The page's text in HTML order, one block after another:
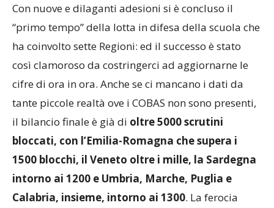
Con nuove e dilaganti adesioni si è concluso il
“primo tempo” della lotta in difesa della scuola che
ha coinvolto sette Regioni: ed il successo è stato
così clamoroso da costringerci ad aggiornarne le
cifre di ora in ora. Anche se ci mancano i dati da
tante piccole realtà ove i COBAS non sono presenti,
il bilancio finale è già di oltre 5000 scrutini
bloccati, con l’Emilia-Romagna che supera i
1500 blocchi, il Veneto oltre i mille, la Sardegna
intorno ai 1200 e Umbria, Marche, Puglia e
Calabria, insieme, intorno ai 1300. La ferocia